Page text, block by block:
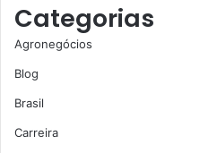
Categorias
Agronegócios
Blog
Brasil
Carreira